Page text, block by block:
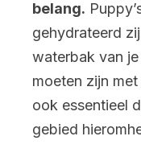
belang.
gehydrateerd
waterbak van
moeten zijn
ook essentieel
gebied